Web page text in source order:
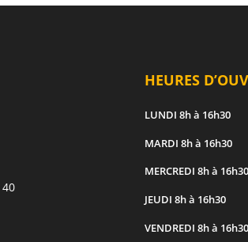
40
HEURES
LUNDI 8h à 16h30
MARDI 8h à 16h30
MERCREDI 8h à 16h30
JEUDI 8h à 16h30
VENDREDI 8h à 16h30